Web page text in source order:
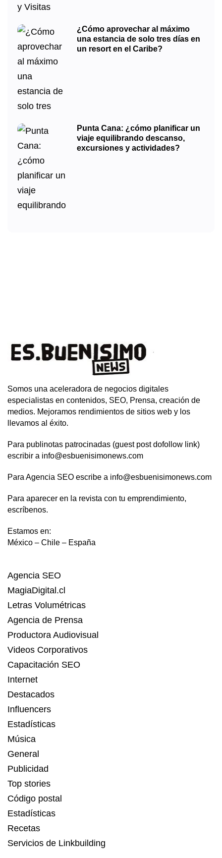
¿Cómo aprovechar al máximo
una estancia de solo tres días en
un resort en el Caribe?
Punta Cana: ¿cómo planificar un
viaje equilibrando descanso,
excursiones y actividades?
Somos una aceleradora de negocios digitales
especialistas en contenidos, SEO, Prensa, creación de
medios. Mejoramos rendimientos de sitios web y los
llevamos al éxito.
Para publinotas patrocinadas (guest post dofollow link)
escribir a info@esbuenisimonews.com
Para Agencia SEO escribe a info@esbuenisimonews.com
Para aparecer en la revista con tu emprendimiento,
escríbenos.
Estamos en:
México – Chile – España
Agencia SEO
MagiaDigital.cl
Letras Volumétricas
Agencia de Prensa
Productora Audiovisual
Videos Corporativos
Capacitación SEO
Internet
Destacados
Influencers
Estadísticas
Música
General
Publicidad
Top stories
Código postal
Estadísticas
Recetas
Servicios de Linkbuilding